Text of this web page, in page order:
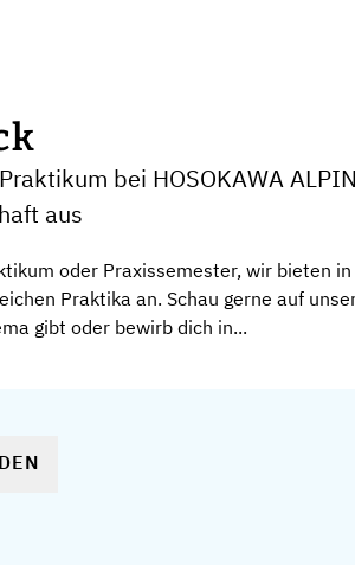
bei HOSOKAWA
aus
oder Praxissemester, wir bieten
Praktika an. Schau gerne auf
gibt oder bewirb dich in...